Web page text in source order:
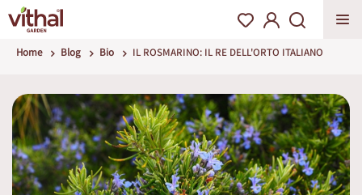
Home Blog Bio IL ROSMARINO: IL RE DELL'ORTO ITALIANO